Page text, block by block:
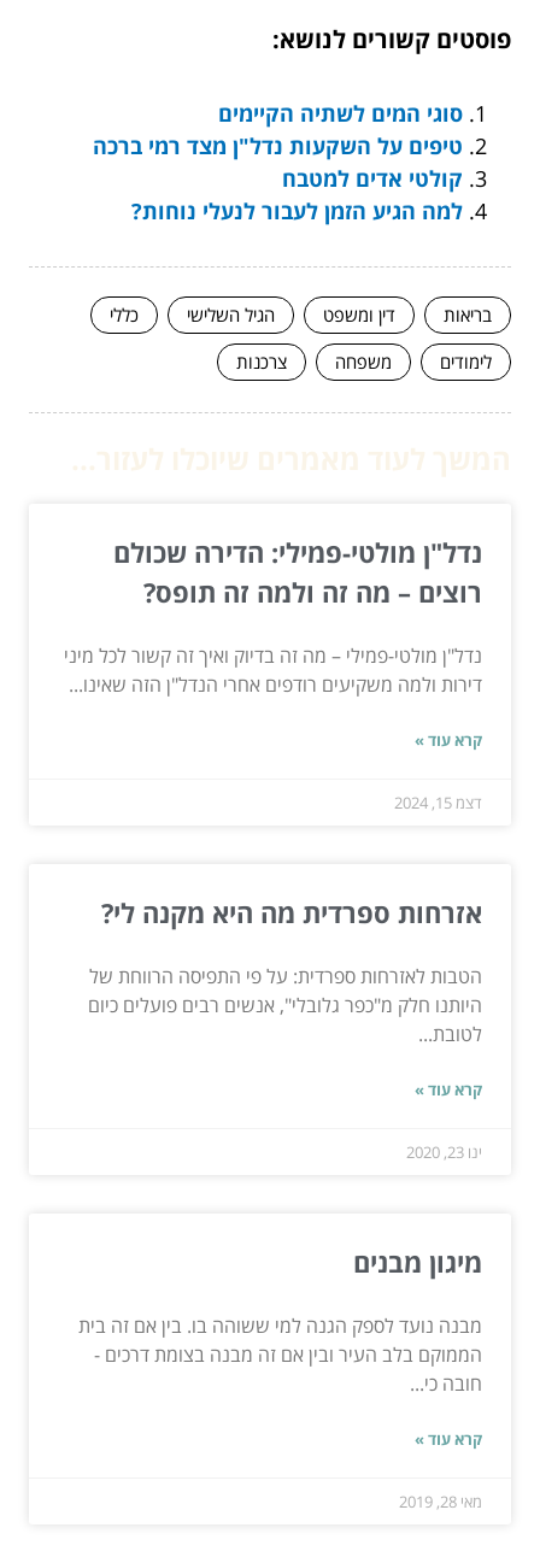
פוסטים קשורים לנושא:
סוגי המים לשתיה הקיימים
טיפים על השקעות נדל"ן מצד רמי ברכה
קולטי אדים למטבח
למה הגיע הזמן לעבור לנעלי נוחות?
בריאות דין ומשפט הגיל השלישי
כללי
לימודים
משפחה צרכנות
נדל"ן מולטי-פמילי: הדירה שכולם
רוצים – מה זה ולמה זה תופס?
נדל"ן מולטי-פמילי – מה זה בדיוק ואיך זה קשור לכל מיני
דירות ולמה משקיעים רודפים אחרי הנדל"ן הזה שאינו...
קרא עוד »
דצמ 15, 2024
אזרחות ספרדית מה היא מקנה לי?
הטבות לאזרחות ספרדית: על פי התפיסה הרווחת של
היותנו חלק מ"כפר גלובלי", אנשים רבים פועלים כיום
לטובת...
קרא עוד »
ינו 23, 2020
מיגון מבנים
מבנה נועד לספק הגנה למי ששוהה בו. בין אם זה בית
הממוקם בלב העיר ובין אם זה מבנה בצומת דרכים -
חובה כי...
קרא עוד »
מאי 28, 2019